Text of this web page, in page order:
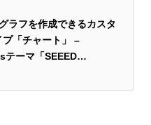
ラフを作成できるカスタ
プ「チャート」 –
テーマ「SEEED